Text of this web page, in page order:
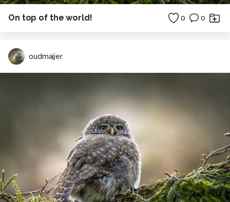
On top of the world! 0 0
oudmaijer